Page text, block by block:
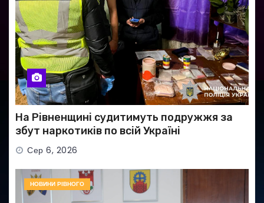
На Рівненщині судитимуть подружжя за
збут наркотиків по всій Україні
Сер 6, 2026
НОВИНИ РІВНОГО